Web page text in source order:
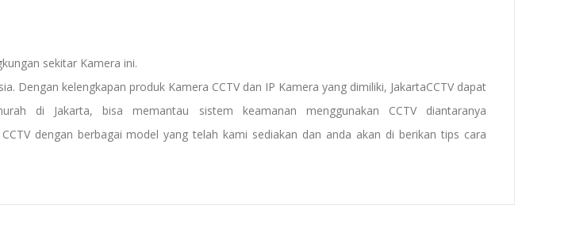
sekitar Kamera ini.
Dengan kelengkapan produk Kamera CCTV dan IP Kamera yang dimiliki, JakartaCCTV dapat
di Jakarta, bisa memantau sistem keamanan menggunakan CCTV diantaranya
dengan berbagai model yang telah kami sediakan dan anda akan di berikan tips cara